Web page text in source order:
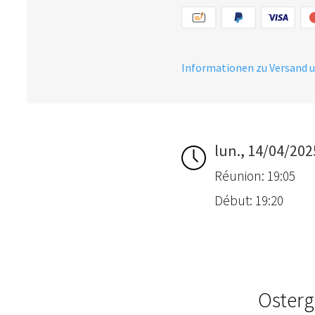
Informationen zu Versand
lun., 14/04/
Réunion: 19:05
Début: 19:20